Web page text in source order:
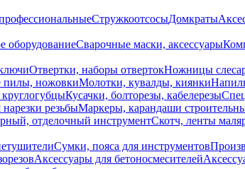
СтружкоотсосыДомкраты
оборудованиеСварочные маски, аксессуары
Отвертки, наборы отвертокНожницы
пилы, ножовкиМолотки, кувалды, киянки
Кусачки, болторезы, кабелерезы
резьбыМаркеры, карандаши
отделочный инструментСкотч, ленты
Сумки, пояса для инструментов
Аксессуары для бетоносмесителей